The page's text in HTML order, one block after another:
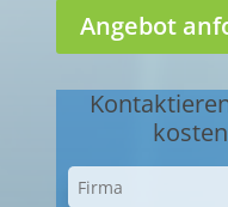
Angebot